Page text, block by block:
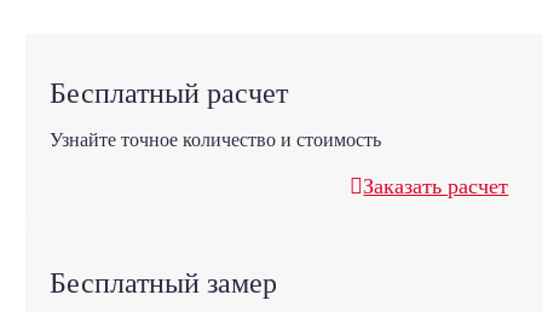
Бесплатный расчет
Узнайте точное количество и стоимость
Заказать расчет
Бесплатный замер